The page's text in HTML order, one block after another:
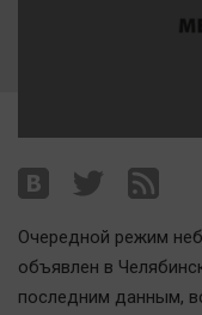
Поиск
Наша победа
Общество
Очередной режим
объявлен в
последним данным,